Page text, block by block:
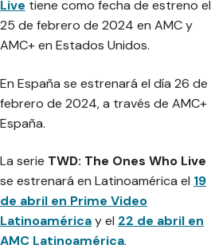
Live tiene como fecha de estreno el
25 de febrero de 2024 en AMC y
AMC+ en Estados Unidos.
En España se estrenará el día 26 de
febrero de 2024, a través de AMC+
España.
La serie TWD: The Ones Who Live
se estrenará en Latinoamérica el 19
de abril en Prime Video
Latinoaméricay el 22 de abril en
AMC Latinoamérica.